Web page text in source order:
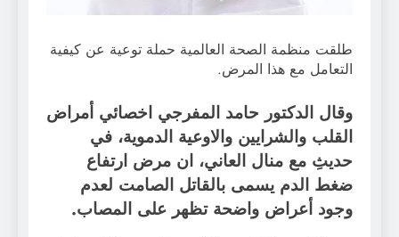
طلقت منظمة الصحة العالمية حملة توعية عن كيفية
التعامل مع هذا المرض.
وقال الدكتور حامد المفرجي اخصائي أمراض
القلب والشرايين والاوعية الدموية، في
حديثِ مع منال العاني، ان مرض ارتفاع
ضغط الدم يسمى بالقاتل الصامت لعدم
وجود أعراض واضحة تظهر على المصاب.